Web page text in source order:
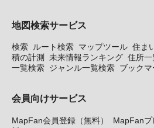
地図検索サービス
検索 ルート検索 マップツール 住ま
積の計測
未来情報ランキング 住所
一覧検索 ジャンル一覧検索 ブックマ
会員向けサービス
MapFan会員登録（無料）
MapFan